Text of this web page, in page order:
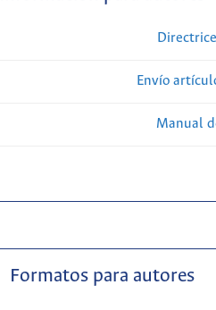
Envío
Manual
Formatos para autores